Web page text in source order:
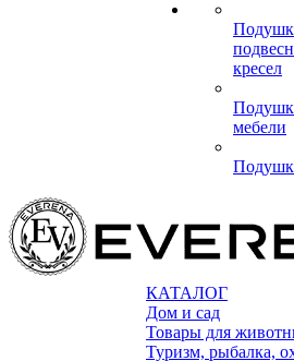
кресел
мебели
КАТАЛОГ
Дом и сад
Товары для
Туризм, рыбалка,